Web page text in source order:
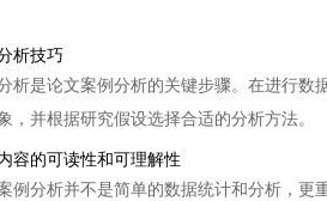
析技巧
析是论文案例分析的关键步骤。在进行
，并根据研究假设选择合适的分析方法。
容的可读性和可理解性
例分析并不是简单的数据统计和分析，